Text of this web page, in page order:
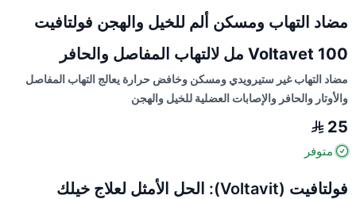
مضاد التهاب ومسكن ألم للخيل والهجن فولتافيت
Voltavet 100 مل لالتهاب المفاصل والحافر
مضاد التهاب غير ستيرويدي ومسكن وخافض حرارة يعالج التهاب المفاصل
والأوتار والحافر والإصابات العضلية للخيل والهجن
25
متوفر
فولتافيت (Voltavit): الحل الأمثل لعلاج خيلك